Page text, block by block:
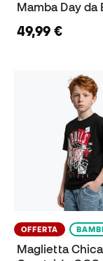
Mamba Day da
49,99 €
OFFERTA
Maglietta